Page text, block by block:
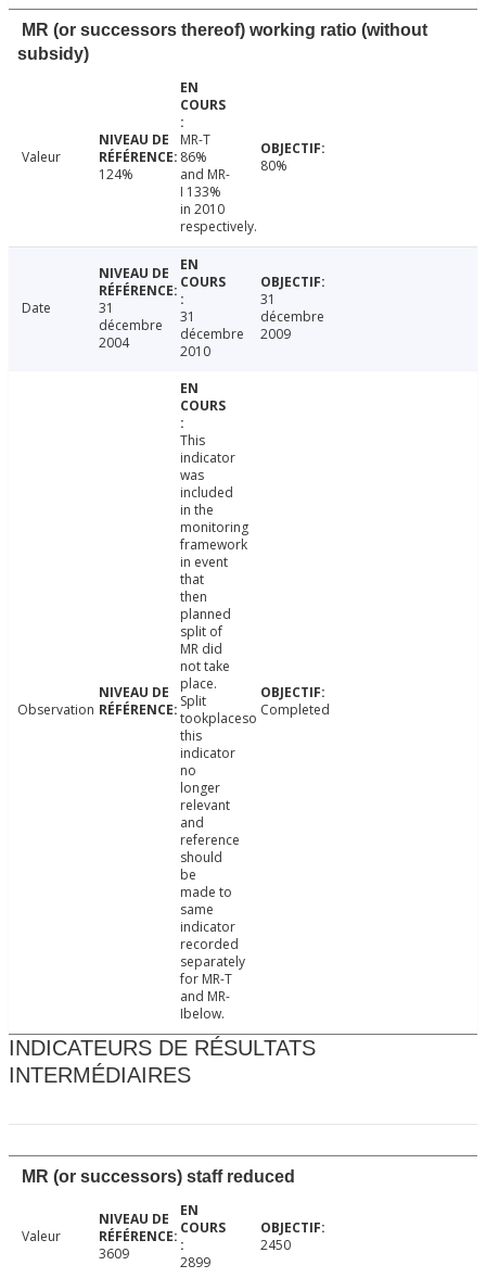
MR (or successors thereof) working ratio (without
subsidy)
Valeur
124%
MR-T
86%
and MR-
I 133%
in 2010
respectively.
80%
Date
31
décembre
2004
31
décembre
2010
31
décembre
2009
Observation
This
indicator
was
included
in the
monitoring
framework
in event
that
then
planned
split of
MR did
not take
place.
Split
tookplaceso
this
indicator
no
longer
relevant
and
reference
should
be
made to
same
indicator
recorded
separately
for MR-T
and MR-
Ibelow.
Completed
INDICATEURS DE RÉSULTATS
INTERMÉDIAIRES
MR (or successors) staff reduced
Valeur
3609
2899
2450